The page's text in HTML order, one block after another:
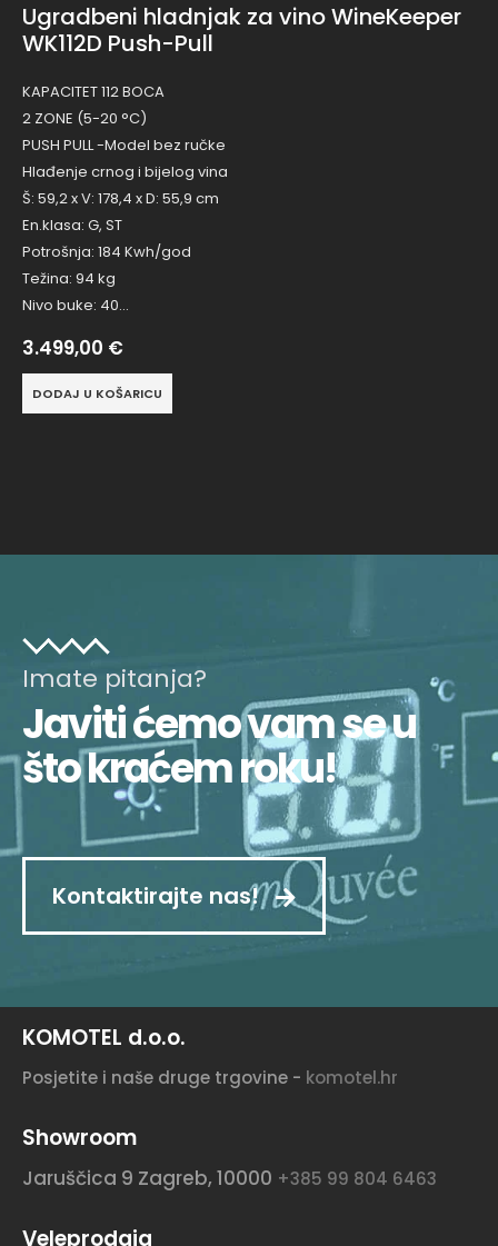
Ugradbeni hladnjak za vino WineKeeper
WK112D Push-Pull
KAPACITET 112 BOCA
2 ZONE (5-20 °C)
PUSH PULL -Model bez ručke
Hlađenje crnog i bijelog vina
Š: 59,2 x V: 178,4 x D: 55,9 cm
En.klasa: G, ST
Potrošnja: 184 Kwh/god
Težina: 94 kg
Nivo buke: 40…
3.499,00 €
DODAJ U KOŠARICU
Imate pitanja?
Javiti ćemo vam se u
što kraćem roku!
Kontaktirajte nas!
KOMOTEL d.o.o.
Posjetite i naše druge trgovine - komotel.hr
Showroom
Jaruščica 9 Zagreb, 10000 +385 99 804 6463
Veleprodaja